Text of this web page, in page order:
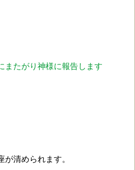
またがり神様に報告します
清められます。